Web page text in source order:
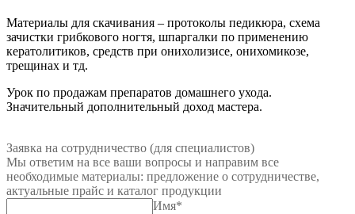
Материалы для скачивания – протоколы педикюра, схема
зачистки грибкового ногтя, шпаргалки по применению
кератолитиков, средств при онихолизисе, онихомикозе,
трещинах и тд.
Урок по продажам препаратов домашнего ухода.
Значительный дополнительный доход мастера.
Заявка на сотрудничество (для специалистов)
Мы ответим на все ваши вопросы и направим все
необходимые материалы: предложение о сотрудничестве,
актуальные прайс и каталог продукции
Имя*